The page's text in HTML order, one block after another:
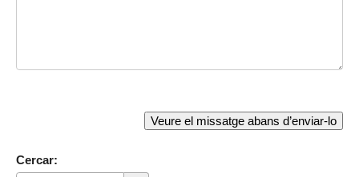
Cercar: